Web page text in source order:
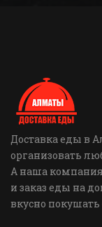
Доставка еды в
организовать
А наша компания
и заказ еды на
вкусно покушать